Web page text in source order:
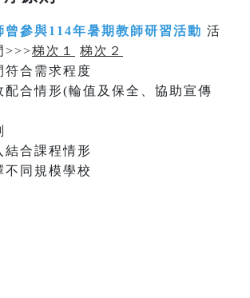
曾參與114年暑期教師研習活動 活
>>>梯次１
梯次２
符合需求程度
配合情形(輪值及保全、協助宣傳
結合課程情形
不同規模學校